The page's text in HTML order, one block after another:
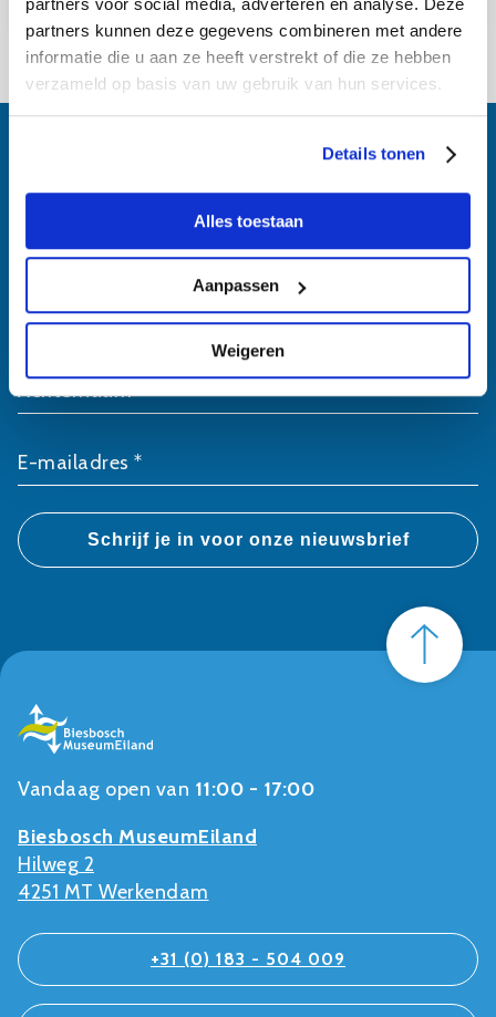
partners voor social media, adverteren en analyse. Deze
partners kunnen deze gegevens combineren met andere
informatie die u aan ze heeft verstrekt of die ze hebben
verzameld op basis van uw gebruik van hun services.
Details tonen
Alles toestaan
Aanpassen
Weigeren
Bekijk museumcafé Biesonder
Schrijf je in voor
onze nieuwsbrief
Voornaam *
Achternaam *
E-mailadres *
Vandaag open van 11:00 - 17:00
Biesbosch MuseumEiland
Hilweg 2
4251 MT Werkendam
+31 (0) 183 - 504 009